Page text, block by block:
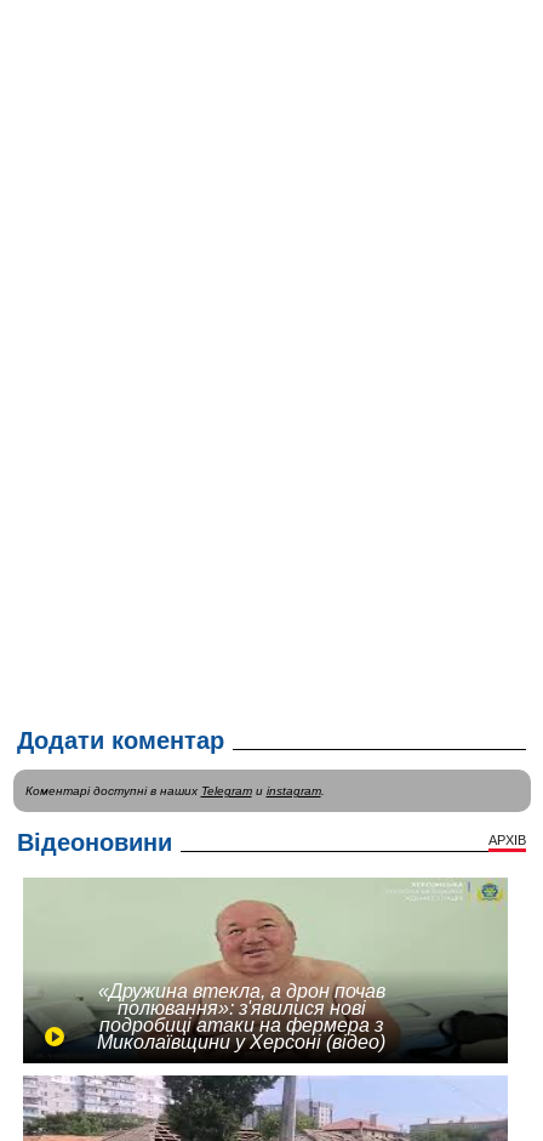
Додати коментар
Коментарі доступні в наших Telegramи instagram.
Відеоновини АРХІВ
«Дружина втекла, а дрон почав
полювання»: з'явилися нові
подробиці атаки на фермера з
Миколаївщини у Херсоні (відео)